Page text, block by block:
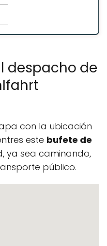
despacho de
con la ubicación
este bufete de
ya sea caminando,
público.